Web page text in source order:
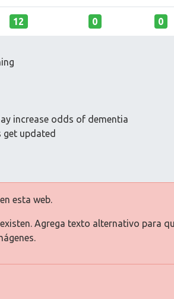
12 0 0
increase odds of dementia
get updated
esta web.
Agrega texto alternativo para